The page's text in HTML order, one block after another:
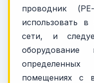
проводник
использовать в
сети, и
помещениях с